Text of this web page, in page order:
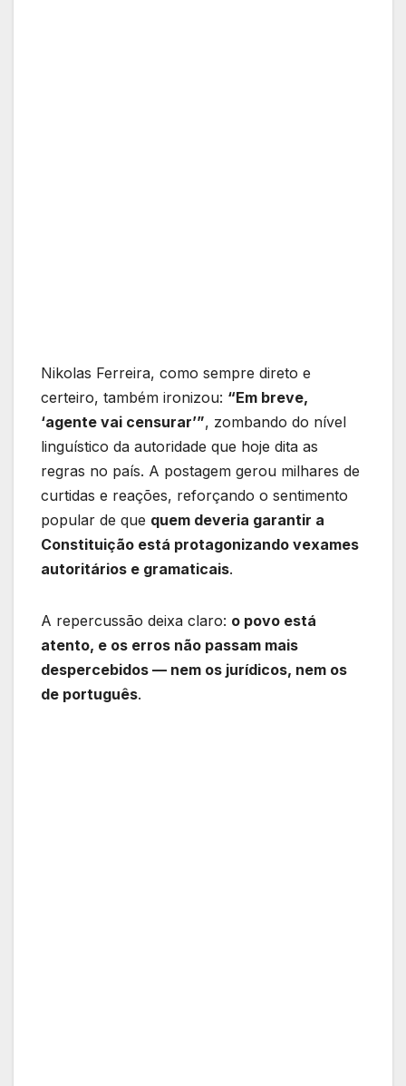
Nikolas Ferreira, como sempre direto e
certeiro, também ironizou: “Em breve,
‘agente vai censurar’”, zombando do nível
linguístico da autoridade que hoje dita as
regras no país. A postagem gerou milhares de
curtidas e reações, reforçando o sentimento
popular de que quem deveria garantir a
Constituição está protagonizando vexames
autoritários e gramaticais.
A repercussão deixa claro: o povo está
atento, e os erros não passam mais
despercebidos — nem os jurídicos, nem os
de português.